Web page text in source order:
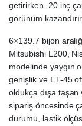
getirirken, 20 inç
görünüm kazandırır.
6×139.7 bijon
Mitsubishi L200,
modelinde yaygın
genişlik ve ET-45
oldukça dışa
sipariş öncesinde
durumu, lastik